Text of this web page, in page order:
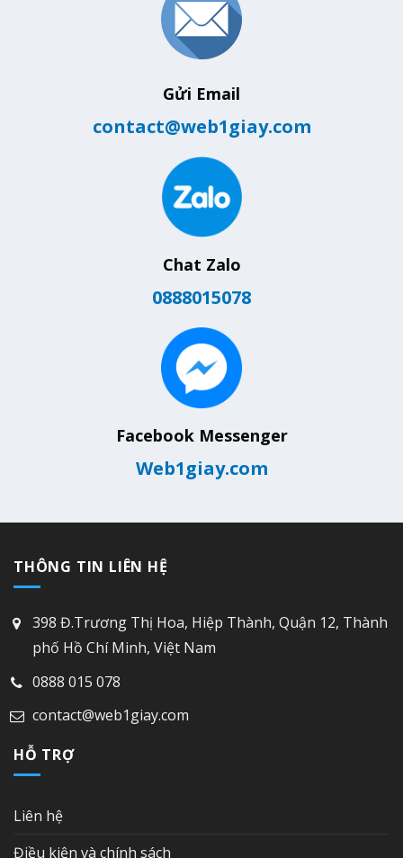
Gửi Email
contact@web1giay.com
Chat Zalo
0888015078
Facebook Messenger
Web1giay.com
THÔNG TIN LIÊN HỆ
398 Đ.Trương Thị Hoa, Hiệp Thành, Quận 12, Thành
phố Hồ Chí Minh, Việt Nam
0888 015 078
contact@web1giay.com
HỖ TRỢ
Liên hệ
Điều kiện và chính sách